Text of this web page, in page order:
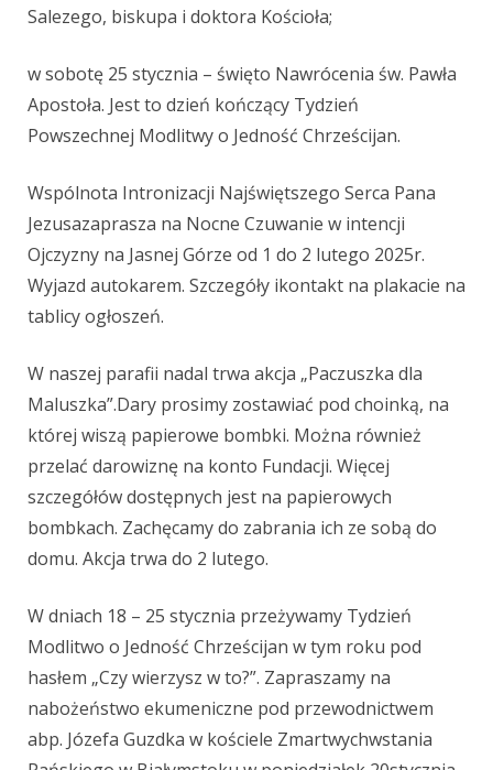
Salezego, biskupa i doktora Kościoła;
wsobotę 25 stycznia – święto Nawrócenia św. Pawła
Apostoła. Jest to dzień kończący Tydzień
Powszechnej Modlitwy o Jedność Chrześcijan.
Wspólnota Intronizacji Najświętszego Serca Pana
Jezusazaprasza na Nocne Czuwanie w intencji
Ojczyzny na Jasnej Górze od 1 do 2 lutego 2025r.
Wyjazd autokarem. Szczegóły ikontakt na plakacie na
tablicyogłoszeń.
W naszej parafii nadal trwa akcja „Paczuszka dla
Maluszka”.Dary prosimy zostawiać pod choinką, na
której wiszą papierowe bombki. Można również
przelać darowiznę na konto Fundacji. Więcej
szczegółów dostępnych jest na papierowych
bombkach. Zachęcamy do zabrania ich ze sobą do
domu. Akcja trwa do 2 lutego.
W dniach 18 – 25 stycznia przeżywamy Tydzień
Modlitwo o Jedność Chrześcijan w tym roku pod
hasłem „Czy wierzysz w to?”. Zapraszamy na
nabożeństwo ekumeniczne pod przewodnictwem
abp. Józefa Guzdka w kościele Zmartwychwstania